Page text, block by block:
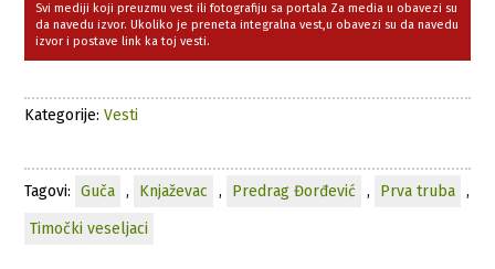
Svi mediji koji preuzmu vest ili fotografiju sa portala Za media u obavezi su
da navedu izvor. Ukoliko je preneta integralna vest,u obavezi su da navedu
izvor i postave link ka toj vesti.
Kategorije:Vesti
Tagovi: Guča , Knjaževac , Predrag Đorđević , Prva truba
,
Timočki veseljaci